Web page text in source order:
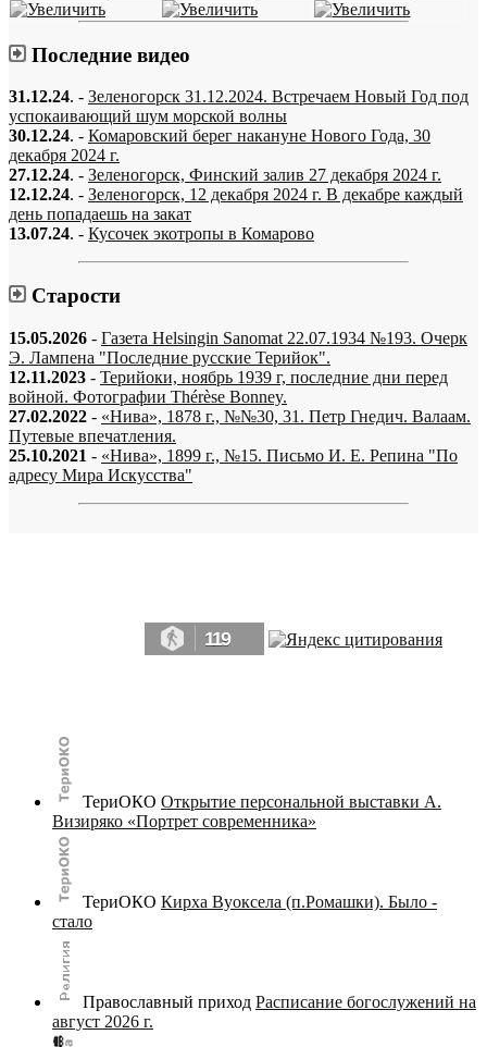
Последние видео
31.12.24. - Зеленогорск 31.12.2024. Встречаем Новый Год под
успокаивающий шум морской волны
30.12.24. - Комаровский берег накануне Нового Года, 30
декабря 2024 г.
27.12.24. - Зеленогорск, Финский залив 27 декабря 2024 г.
12.12.24. - Зеленогорск, 12 декабря 2024 г. В декабре каждый
день попадаешь на закат
13.07.24. - Кусочек экотропы в Комарово
Старости
15.05.2026 - Газета Helsingin Sanomat 22.07.1934 №193. Очерк
Э. Лампена "Последние русские Терийок".
12.11.2023 - Терийоки, ноябрь 1939 г, последние дни перед
войной. Фотографии Thérèse Bonney.
27.02.2022 - «Нива», 1878 г., №№30, 31. Петр Гнедич. Валаам.
Путевые впечатления.
25.10.2021 - «Нива», 1899 г., №15. Письмо И. Е. Репина "По
адресу Мира Искусства"
119
ТериОКО Открытие персональной выставки А.
Визиряко «Портрет современника»
ТериОКО Кирха Вуоксела (п.Ромашки). Было -
стало
Православный приход Расписание богослужений на
август 2026 г.